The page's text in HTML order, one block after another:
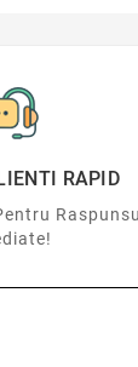
RAPID